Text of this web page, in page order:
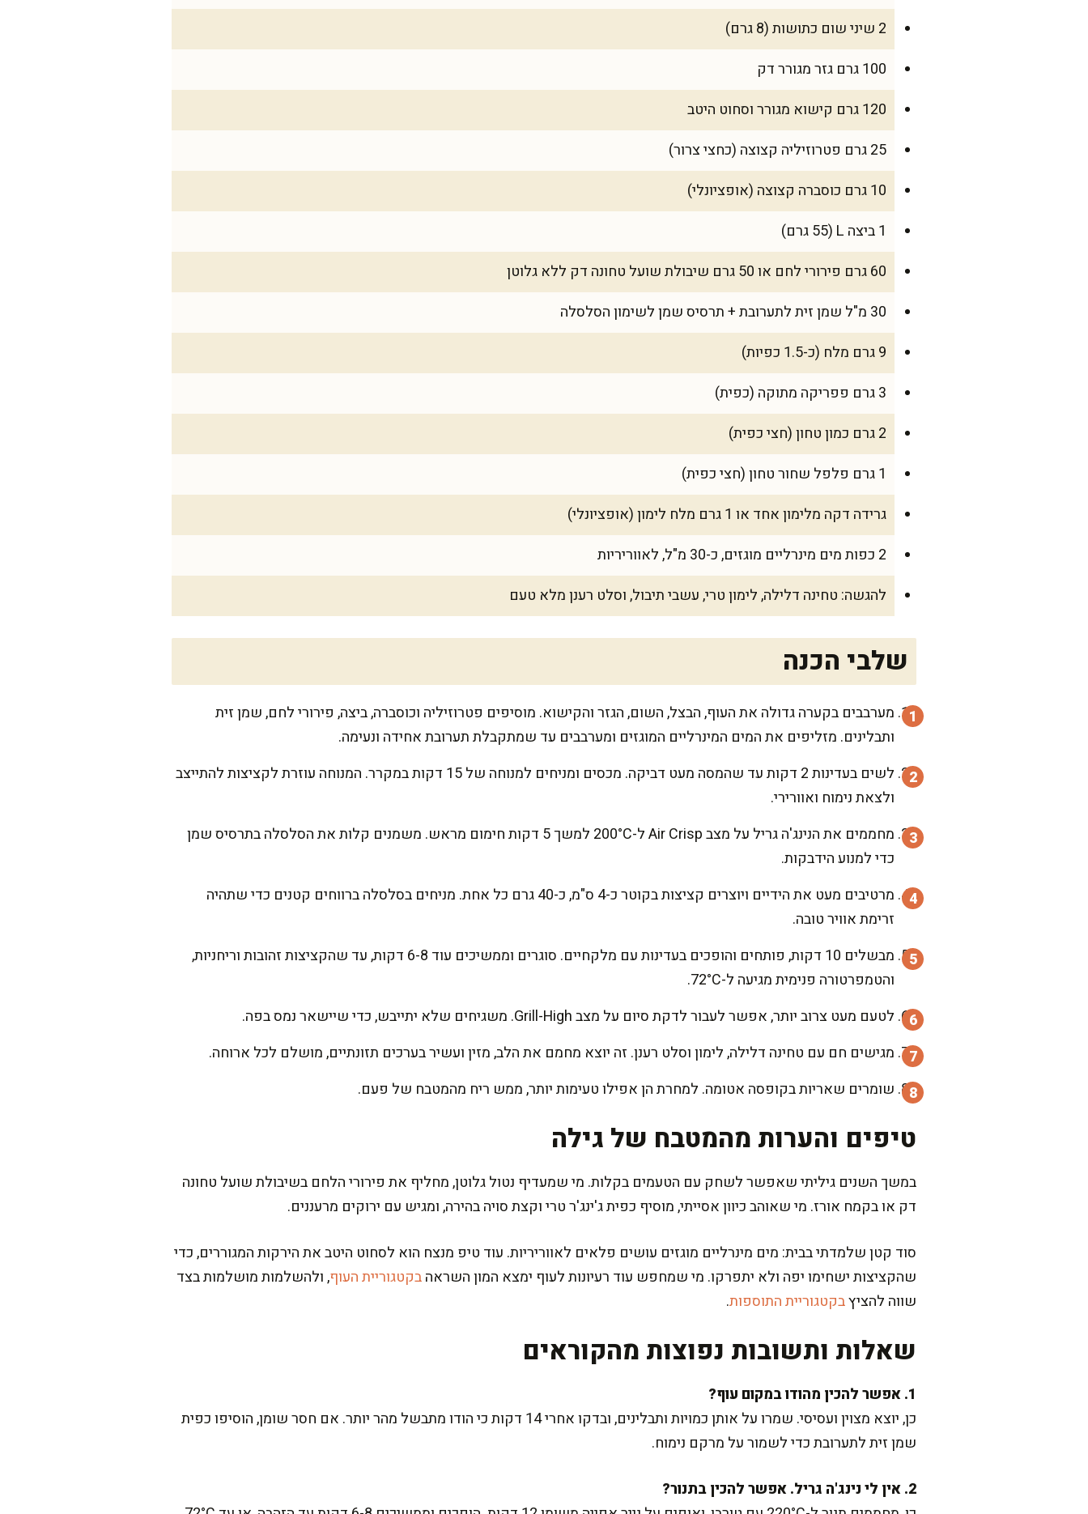
2 שיני שום כתושות (8 גרם)
100 גרם גזר מגורר דק
120 גרם קישוא מגורר וסחוט היטב
25 גרם פטרוזיליה קצוצה (כחצי צרור)
10 גרם כוסברה קצוצה (אופציונלי)
1 ביצה L (55 גרם)
60 גרם פירורי לחם או 50 גרם שיבולת שועל טחונה דק ללא גלוטן
30 מ"ל שמן זית לתערובת + תרסיס שמן לשימון הסלסלה
9 גרם מלח (כ-1.5 כפיות)
3 גרם פפריקה מתוקה (כפית)
2 גרם כמון טחון (חצי כפית)
1 גרם פלפל שחור טחון (חצי כפית)
גרידה דקה מלימון אחד או 1 גרם מלח לימון (אופציונלי)
2 כפות מים מינרליים מוגזים, כ-30 מ"ל, לאווריריות
להגשה: טחינה דלילה, לימון טרי, עשבי תיבול, וסלט רענן מלא טעם
שלבי הכנה
מערבבים בקערה גדולה את העוף, הבצל, השום, הגזר והקישוא. מוסיפים פטרוזיליה וכוסברה, ביצה, פירורי לחם, שמן זית
ותבלינים. מזליפים את המים המינרליים המוגזים ומערבבים עד שמתקבלת תערובת אחידה ונעימה.
לשים בעדינות 2 דקות עד שהמסה מעט דביקה. מכסים ומניחים למנוחה של 15 דקות במקרר. המנוחה עוזרת לקציצות להתייצב
ולצאת נימוח ואוורירי.
מחממים את הנינג'ה גריל על מצב Air Crisp ל-200°C למשך 5 דקות חימום מראש. משמנים קלות את הסלסלה בתרסיס שמן
כדי למנוע הידבקות.
מרטיבים מעט את הידיים ויוצרים קציצות בקוטר כ-4 ס"מ, כ-40 גרם כל אחת. מניחים בסלסלה ברווחים קטנים כדי שתהיה
זרימת אוויר טובה.
מבשלים 10 דקות, פותחים והופכים בעדינות עם מלקחיים. סוגרים וממשיכים עוד 6-8 דקות, עד שהקציצות זהובות וריחניות,
והטמפרטורה פנימית מגיעה ל-72°C.
לטעם מעט צרוב יותר, אפשר לעבור לדקת סיום על מצב Grill-High. משגיחים שלא יתייבש, כדי שיישאר נמס בפה.
מגישים חם עם טחינה דלילה, לימון וסלט רענן. זה יוצא מחמם את הלב, מזין ועשיר בערכים תזונתיים, מושלם לכל ארוחה.
שומרים שאריות בקופסה אטומה. למחרת הן אפילו טעימות יותר, ממש ריח מהמטבח של פעם.
טיפים והערות מהמטבח של גילה
במשך השנים גיליתי שאפשר לשחק עם הטעמים בקלות. מי שמעדיף נטול גלוטן, מחליף את פירורי הלחם בשיבולת שועל טחונה
דק או בקמח אורז. מי שאוהב כיוון אסייתי, מוסיף כפית ג'ינג'ר טרי וקצת סויה בהירה, ומגיש עם ירוקים מרעננים.
סוד קטן שלמדתי בבית: מים מינרליים מוגזים עושים פלאים לאווריריות. עוד טיפ מנצח הוא לסחוט היטב את הירקות המגוררים, כדי
שהקציצות ישחימו יפה ולא יתפרקו. מי שמחפש עוד רעיונות לעוף ימצא המון השראהבקטגוריית העוף, ולהשלמות מושלמות בצד
שווה להציץבקטגוריית התוספות.
שאלות ותשובות נפוצות מהקוראים
1. אפשר להכין מהודו במקום עוף?
כן, יוצא מצוין ועסיסי. שמרו על אותן כמויות ותבלינים, ובדקו אחרי 14 דקות כי הודו מתבשל מהר יותר. אם חסר שומן, הוסיפו כפית
שמן זית לתערובת כדי לשמור על מרקם נימוח.
2. אין לי נינג'ה גריל. אפשר להכין בתנור?